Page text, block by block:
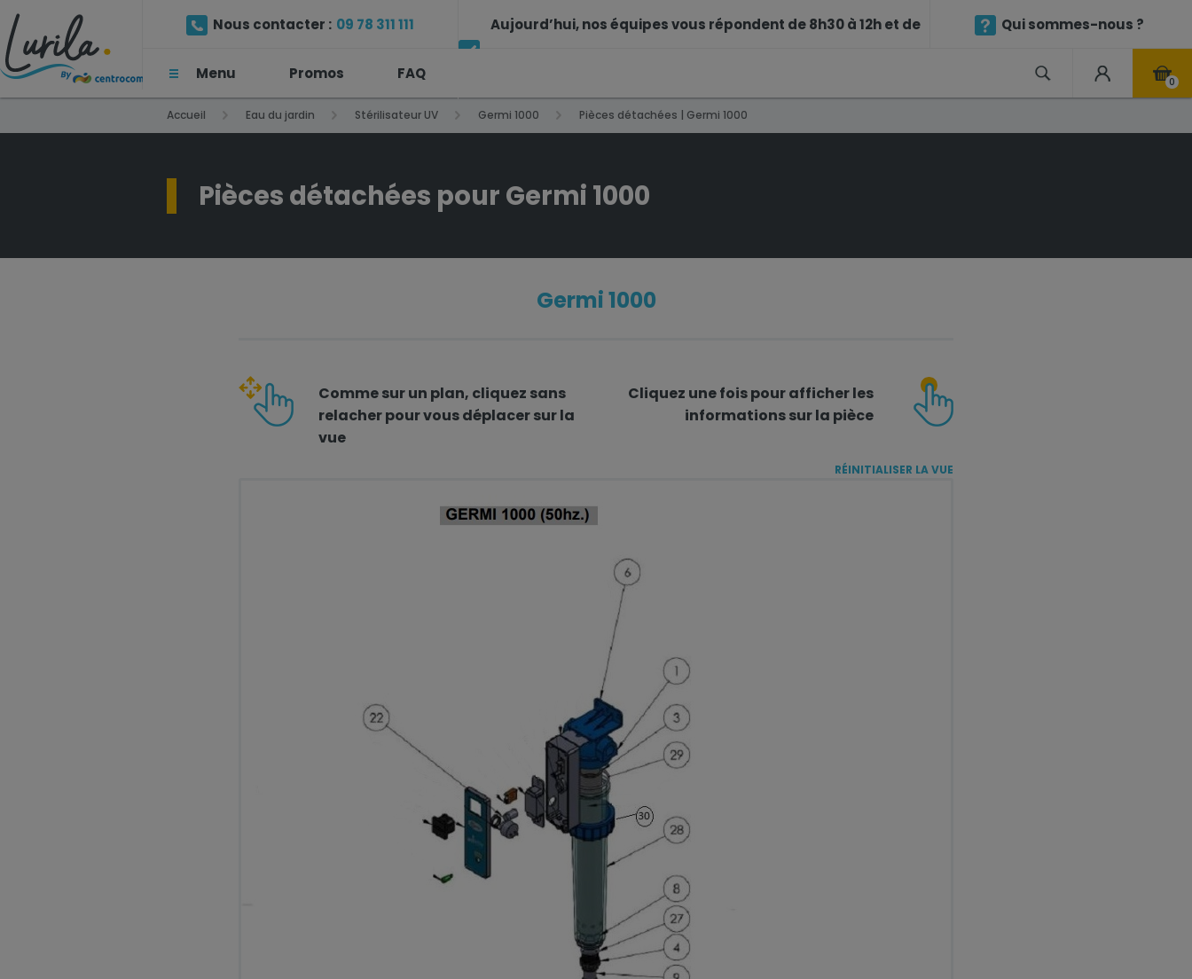
Nous contacter : 09 78 311 111
(Prix d'un appel local)
Aujourd’hui, nos équipes vous répondent de 8h30 à 12h et de Qui sommes-nous ?
Menu Promos FAQ 0
Accueil Eau du jardin Stérilisateur UV Germi 1000 Pièces détachées | Germi 1000
Pièces détachées pour Germi 1000
Germi 1000
Comme sur un plan, cliquez sans
relacher pour vous déplacer sur la
vue
Cliquez une foispour afficher les
informations sur la pièce
RÉINITIALISER LA VUE